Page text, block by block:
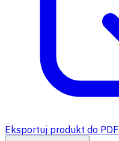
Eksportuj produkt do PDF